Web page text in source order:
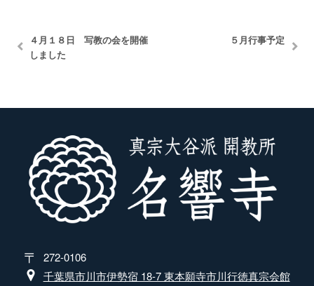
４月１８日 写教の会を開催
しました
５月行事予定
272-0106
千葉県市川市伊勢宿 18-7 東本願寺市川行徳真宗会館